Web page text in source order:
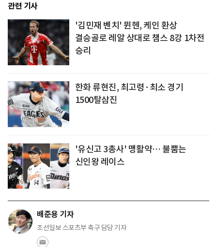
관련 기사
'김민재 벤치' 뮌헨, 케인 환상
결승골로 레알 상대로 챔스 8강 1차전
승리
한화 류현진, 최고령·최소 경기
1500탈삼진
'유신고 3총사' 맹활약… 불뿜는
신인왕 레이스
배준용 기자
조선일보 스포츠부 축구 담당 기자